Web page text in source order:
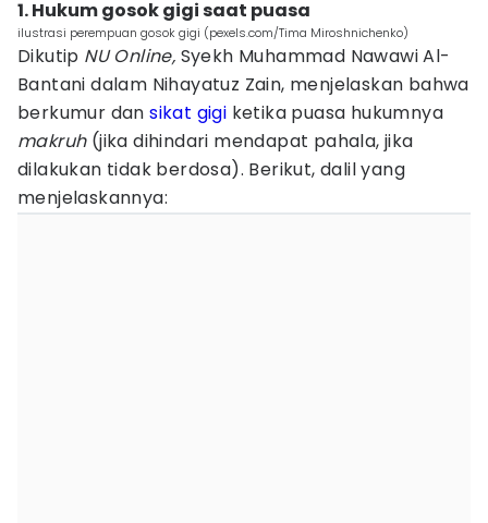
1. Hukum gosok gigi saat puasa
ilustrasi perempuan gosok gigi (pexels.com/Tima Miroshnichenko)
Dikutip NU Online, Syekh Muhammad Nawawi Al-
Bantani dalam Nihayatuz Zain, menjelaskan bahwa
berkumur dansikat gigi ketika puasa hukumnya
makruh(jika dihindari mendapat pahala, jika
dilakukan tidak berdosa). Berikut, dalil yang
menjelaskannya: